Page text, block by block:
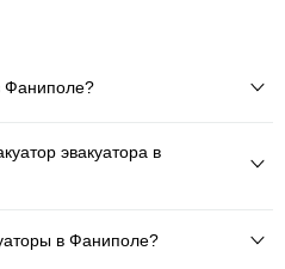
Фаниполе?
эвакуатора в
в Фаниполе?